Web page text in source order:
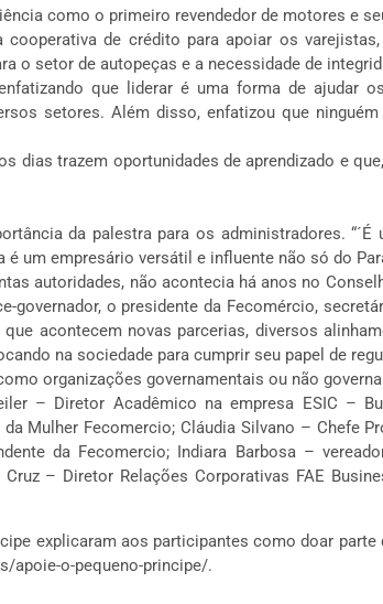
como o primeiro revendedor de motores e
de crédito para apoiar os
o setor de autopeças e a necessidade de
que liderar é uma forma de ajudar
setores. Além disso, enfatizou que
dias trazem oportunidades de aprendizado e
da palestra para os administradores.
um empresário versátil e influente não só do
autoridades, não acontecia há anos no
o presidente da Fecomércio,
acontecem novas parcerias, diversos
na sociedade para cumprir seu papel de
organizações governamentais ou não
– Diretor Acadêmico na empresa ESIC –
Mulher Fecomercio; Cláudia Silvano – Chefe
da Fecomercio; Indiara Barbosa –
– Diretor Relações Corporativas FAE
explicaram aos participantes como doar
apoie-o-pequeno-principe/.